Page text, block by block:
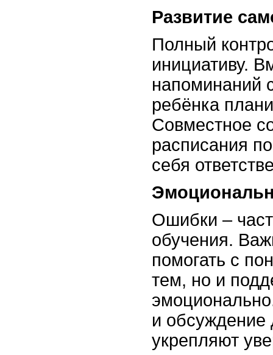
Развитие
Полный
инициативу.
напоминаний
ребёнка
Совместное
расписания
себя
Ошибки –
обучения.
помогать с
тем, но и
и обсуждение
укрепляют